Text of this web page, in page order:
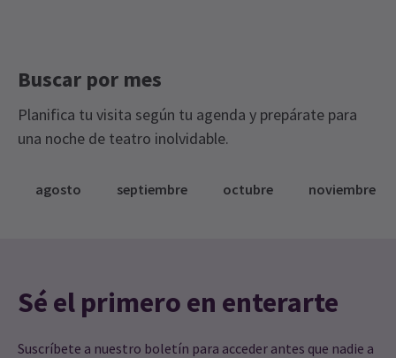
Buscar por mes
Planifica tu visita según tu agenda y prepárate para
una noche de teatro inolvidable.
agosto septiembre octubre noviembre
Sé el primero en enterarte
Suscríbete a nuestro boletín para acceder antes que nadie a